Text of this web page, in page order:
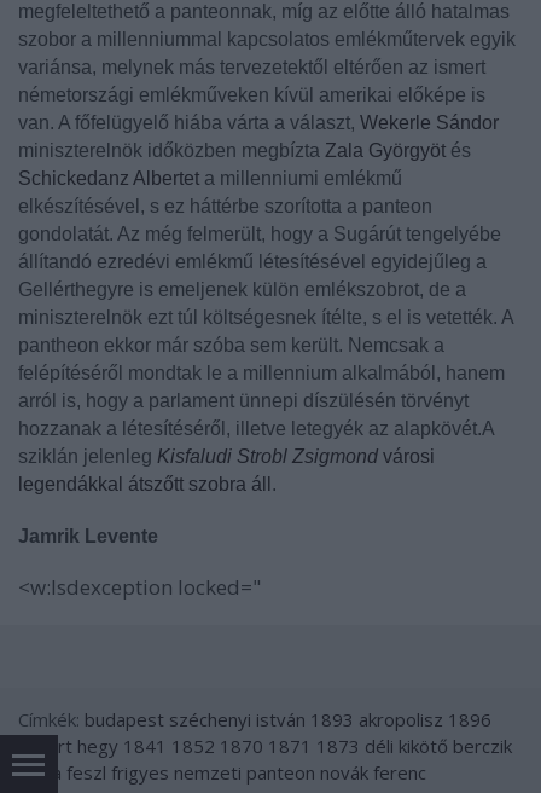
megfeleltethető a panteonnak, míg az előtte álló hatalmas
szobor a millenniummal kapcsolatos emlékműtervek egyik
variánsa, melynek más tervezetektől eltérően az ismert
németországi emlékműveken kívül amerikai előképe is
van. A főfelügyelő hiába várta a választ, Wekerle Sándor
miniszterelnök időközben megbízta Zala Györgyöt és
Schickedanz Albertet a millenniumi emlékmű
elkészítésével, s ez háttérbe szorította a panteon
gondolatát. Az még felmerült, hogy a Sugárút tengelyébe
állítandó ezredévi emlékmű létesítésével egyidejűleg a
Gellérthegyre is emeljenek külön emlékszobrot, de a
miniszterelnök ezt túl költségesnek ítélte, s el is vetették. A
pantheon ekkor már szóba sem került. Nemcsak a
felépítéséről mondtak le a millennium alkalmából, hanem
arról is, hogy a parlament ünnepi díszülésén törvényt
hozzanak a létesítéséről, illetve letegyék az alapkövét.A
sziklán jelenleg Kisfaludi Strobl Zsigmond városi
legendákkal átszőtt szobra áll .
Jamrik Levente
<w:lsdexception locked="
Címkék: budapest széchenyi istván 1893 akropolisz 1896
gellért hegy 1841 1852 1870 1871 1873 déli kikötő berczik
gyula feszl frigyes nemzeti panteon novák ferenc